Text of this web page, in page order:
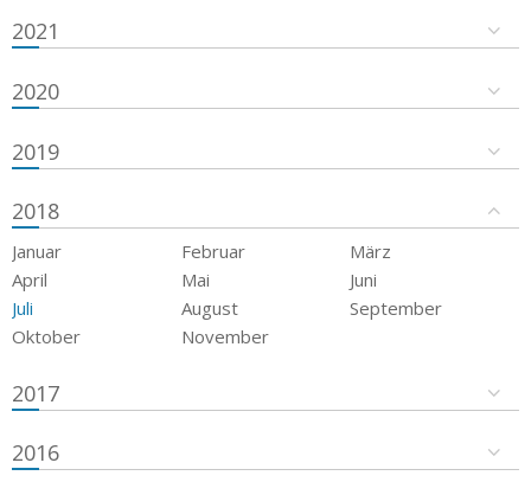
2021
2020
2019
2018
Januar Februar
März
April
Mai
Juni
Juli
August
September
Oktober
November
2017
2016